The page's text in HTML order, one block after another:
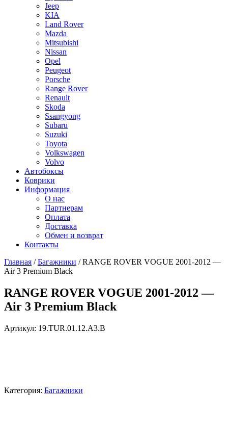
Jeep
KIA
Land Rover
Mazda
Mitsubishi
Nissan
Opel
Peugeot
Porsche
Range Rover
Renault
Skoda
Ssangyong
Subaru
Suzuki
Toyota
Volkswagen
Volvo
Автобоксы
Коврики
Информация
О нас
Партнерам
Оплата
Доставка
Обмен и возврат
Контакты
Главная /Багажники / RANGE ROVER VOGUE 2001-2012 —
Air 3 Premium Black
RANGE ROVER VOGUE 2001-2012 —
Air 3 Premium Black
Артикул: 19.TUR.01.12.A3.B
Категория: Багажники